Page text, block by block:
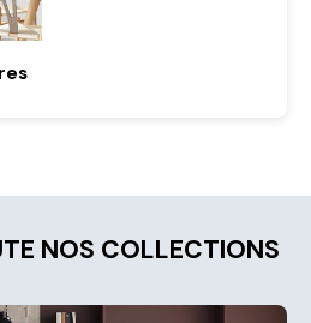
NOS COLLECTIONS